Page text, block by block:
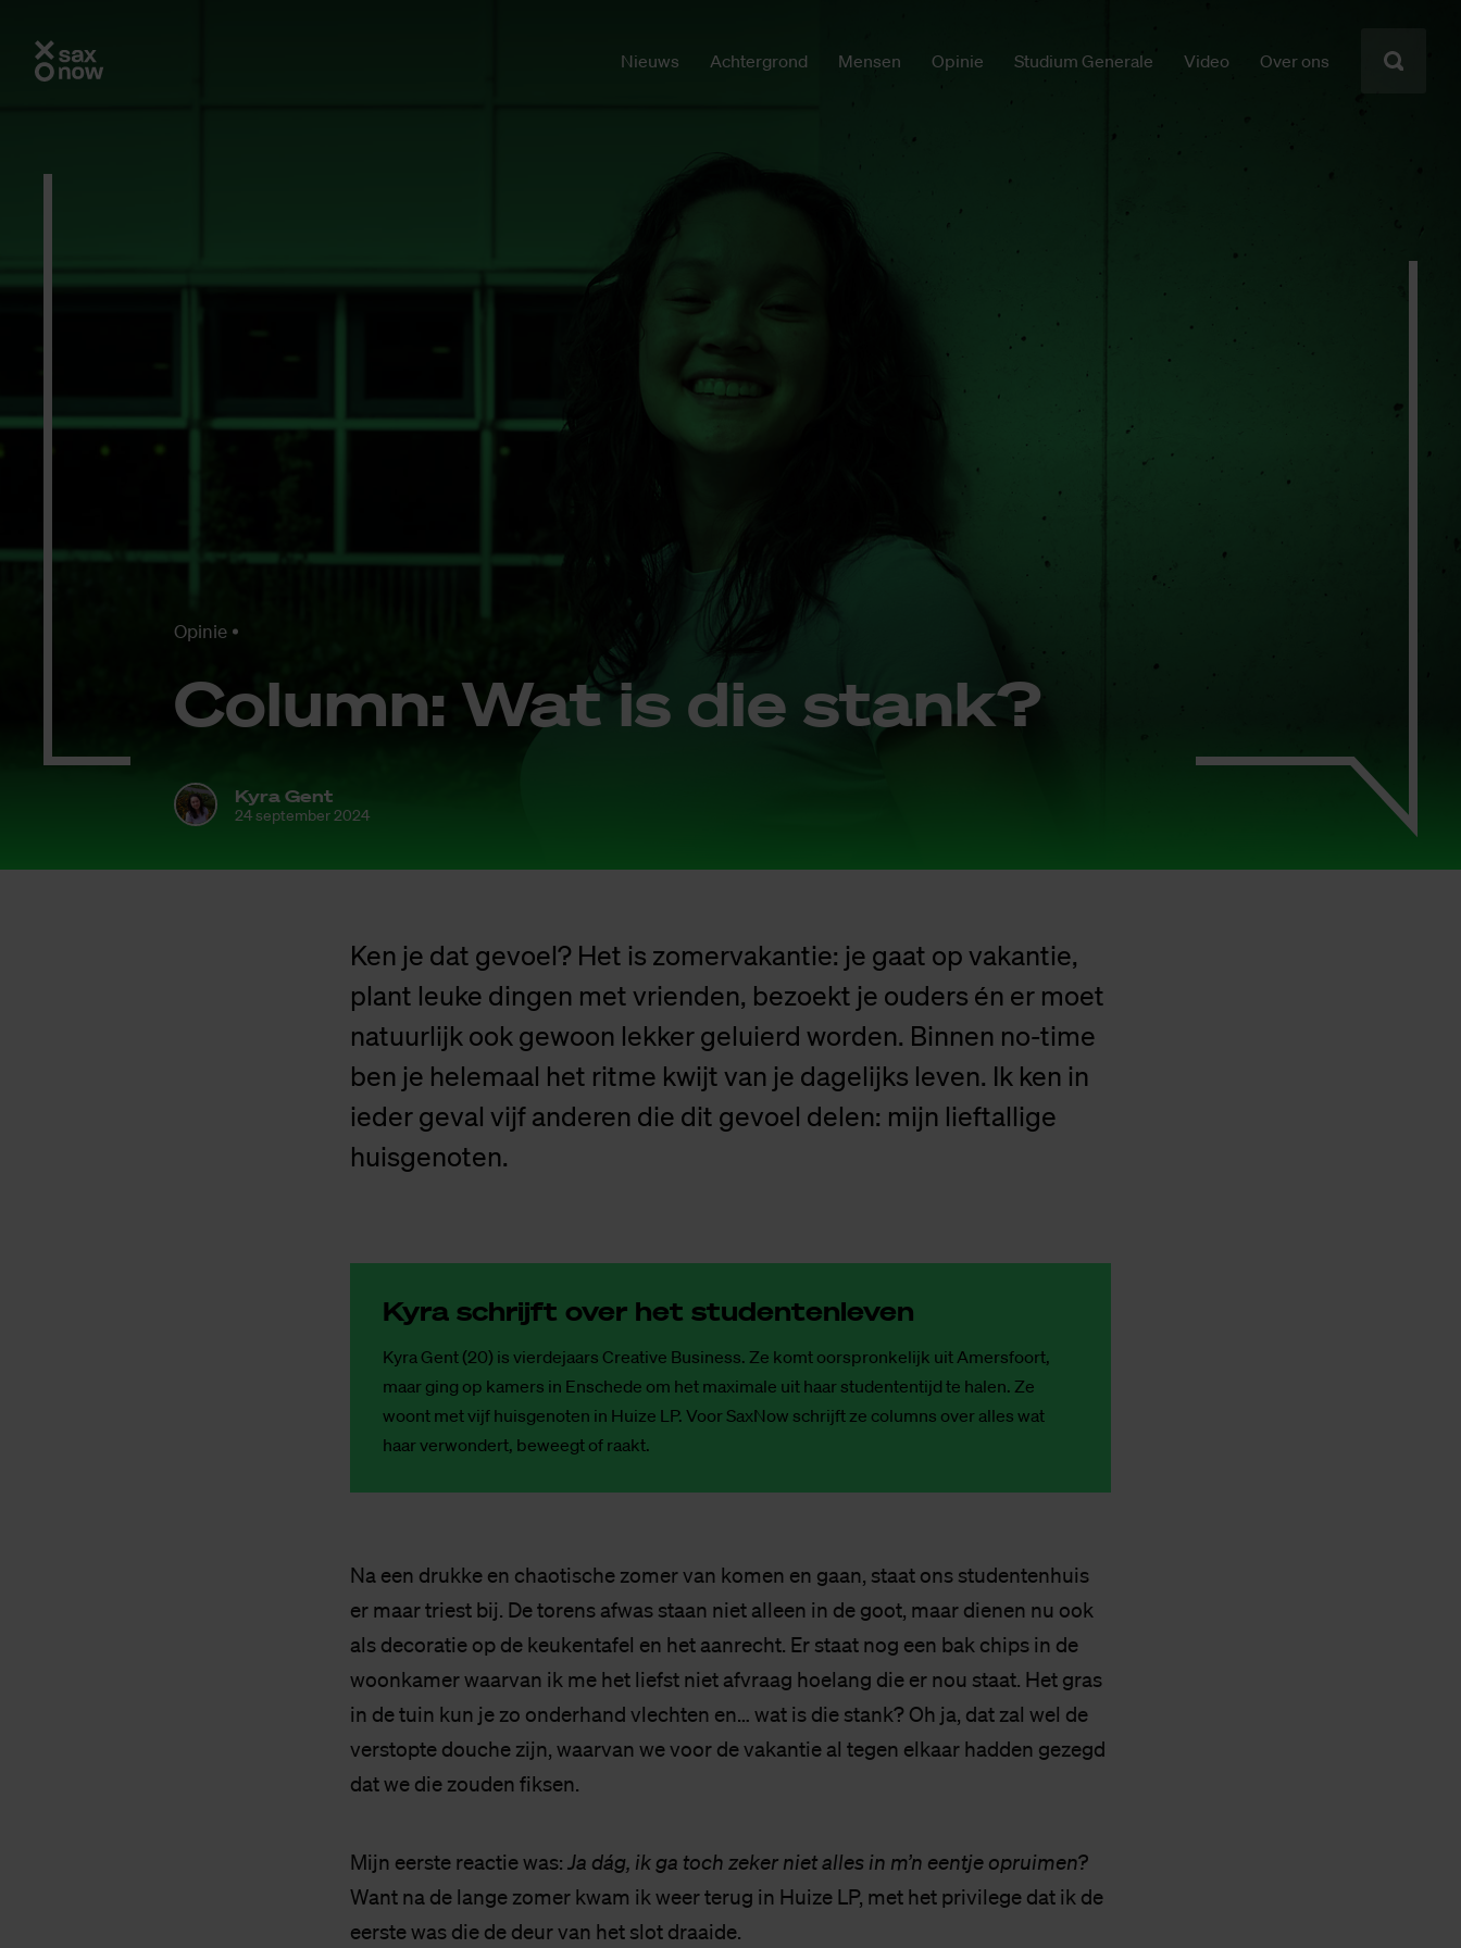
Nieuws Achtergrond Mensen Opinie Studium Generale Video Over ons
Opinie
Co­lumn: Wat is die stank?
Kyra Gent
24 september 2024
Ken je dat gevoel? Het is zomervakantie: je gaat op vakantie,
plant leuke dingen met vrienden, bezoekt je ouders én er moet
natuurlijk ook gewoon lekker geluierd worden. Binnen no-time
ben je helemaal het ritme kwijt van je dagelijks leven. Ik ken in
ieder geval vijf anderen die dit gevoel delen: mijn lieftallige
huisgenoten.
Kyra schrijft over het stu­den­ten­le­ven
Kyra Gent (20) is vierdejaars Creative Business. Ze komt oorspronkelijk uit Amersfoort,
maar ging op kamers in Enschede om het maximale uit haar studententijd te halen. Ze
woont met vijf huisgenoten in Huize LP. Voor SaxNow schrijft ze columns over alles wat
haar verwondert, beweegt of raakt.
Na een drukke en chaotische zomer van komen en gaan, staat ons studentenhuis
er maar triest bij. De torens afwas staan niet alleen in de goot, maar dienen nu ook
als decoratie op de keukentafel en het aanrecht. Er staat nog een bak chips in de
woonkamer waarvan ik me het liefst niet afvraag hoelang die er nou staat. Het gras
in de tuin kun je zo onderhand vlechten en… wat is die stank? Oh ja, dat zal wel de
verstopte douche zijn, waarvan we voor de vakantie al tegen elkaar hadden gezegd
dat we die zouden fiksen.
Mijn eerste reactie was: Ja dág, ik ga toch zeker niet alles in m’n eentje opruimen?
Want na de lange zomer kwam ik weer terug in Huize LP, met het privilege dat ik de
eerste was die de deur van het slot draaide.